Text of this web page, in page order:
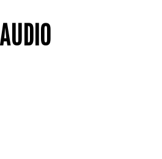
AUDIO